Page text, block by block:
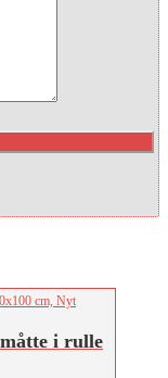
i rulle